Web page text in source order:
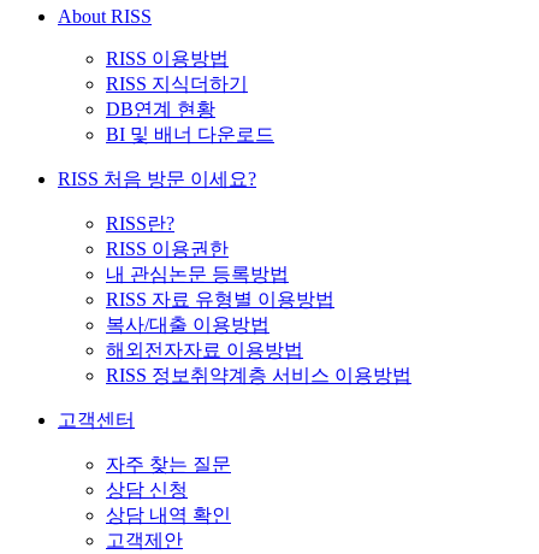
About RISS
RISS 이용방법
RISS 지식더하기
DB연계 현황
BI 및 배너 다운로드
RISS 처음 방문 이세요?
RISS란?
RISS 이용권한
내 관심논문 등록방법
RISS 자료 유형별 이용방법
복사/대출 이용방법
해외전자자료 이용방법
RISS 정보취약계층 서비스 이용방법
고객센터
자주 찾는 질문
상담 신청
상담 내역 확인
고객제안